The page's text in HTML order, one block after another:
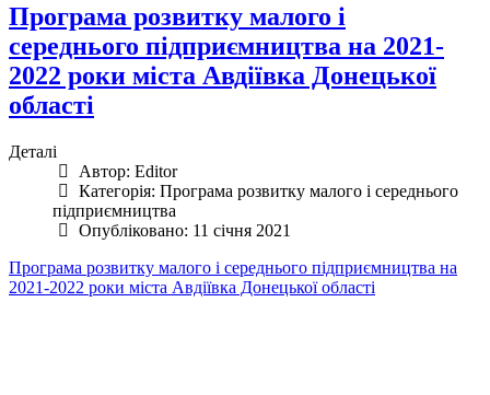
Програма розвитку малого і
середнього підприємництва на 2021-
2022 роки міста Авдіївка Донецької
області
Деталі
Автор: Editor
Категорія: Програма розвитку малого і середнього
підприємництва
Опубліковано: 11 січня 2021
Програма розвитку малого і середнього підприємництва на
2021-2022 роки міста Авдіївка Донецької області